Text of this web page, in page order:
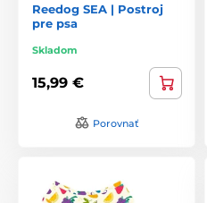
Reedog SEA | Postroj
pre psa
Skladom
15,99 €
Porovnať